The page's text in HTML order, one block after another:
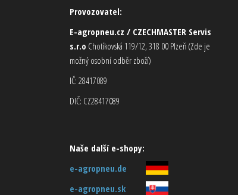
Provozovatel:
E-agropneu.cz / CZECHMASTER Servis
s.r.o Chotíkovská 119/12, 318 00 Plzeň (Zde je
možný osobní odběr zboží)
IČ: 28417089
DIČ: CZ28417089
Naše další e-shopy:
e-agropneu.de
e-agropneu.sk